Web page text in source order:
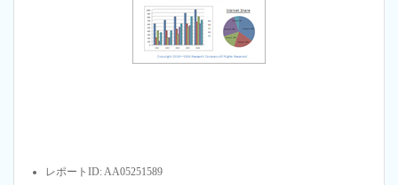
レポートID: AA05251589